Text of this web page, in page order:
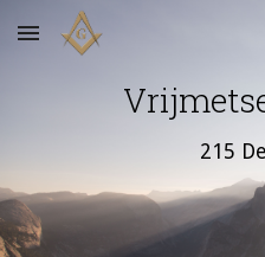
Skip to main content
215